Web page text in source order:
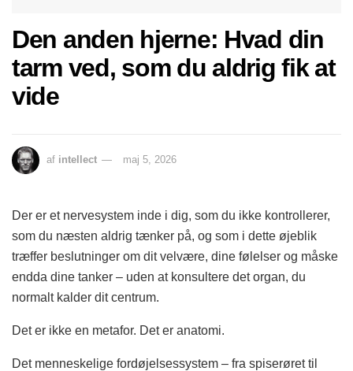
Den anden hjerne: Hvad din
tarm ved, som du aldrig fik at
vide
af intellect maj 5, 2026
Der er et nervesystem inde i dig, som du ikke kontrollerer,
som du næsten aldrig tænker på, og som i dette øjeblik
træffer beslutninger om dit velvære, dine følelser og måske
endda dine tanker – uden at konsultere det organ, du
normalt kalder dit centrum.
Det er ikke en metafor. Det er anatomi.
Det menneskelige fordøjelsessystem – fra spiserøret til